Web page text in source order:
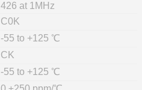
426 at 1MHz
C0K
-55 to +125 ℃
CK
-55 to +125 ℃